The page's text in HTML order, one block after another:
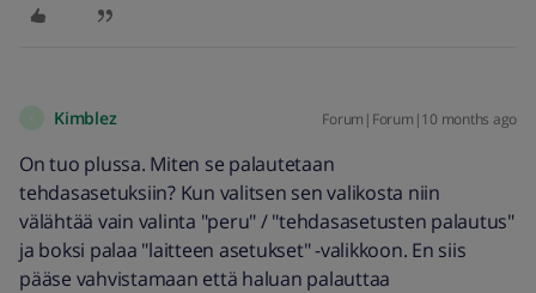
Kimblez Forum|Forum|10 months ago
On tuo plussa. Miten se palautetaan
tehdasasetuksiin? Kun valitsen sen valikosta niin
välähtää vain valinta "peru" / "tehdasasetusten palautus"
ja boksi palaa "laitteen asetukset" -valikkoon. En siis
pääse vahvistamaan että haluan palauttaa